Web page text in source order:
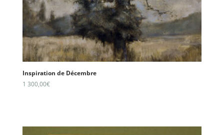
Inspiration de Décembre
1 300,00€